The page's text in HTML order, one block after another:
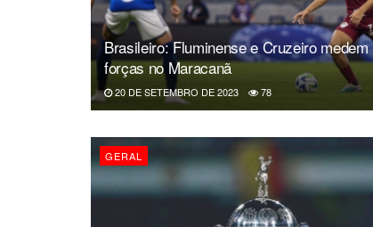
Brasileiro: Fluminense e Cruzeiro medem
forças no Maracanã
20 DE SETEMBRO DE 2023 78
GERAL